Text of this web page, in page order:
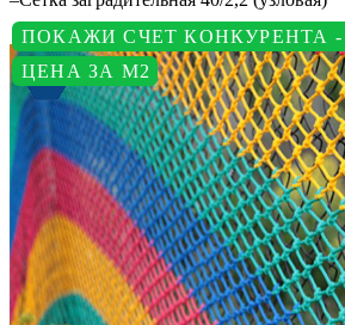
ЦЕНА ЗА М2